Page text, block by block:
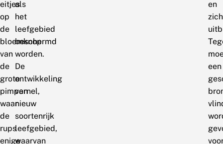
eitjes
op
de
bloemknop
van
de
grote
pimpernel,
waar
de
rups
enige
als
het
leefgebied
beschermd
worden.
De
ontwikkeling
van
nieuw
soortenrijk
leefgebied,
waarvan
en
zich
een